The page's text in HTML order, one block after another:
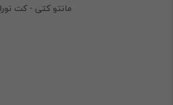
مانتو کتی - کت نورا